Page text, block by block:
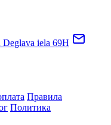
Deglava iela 69H
Правила
Политика